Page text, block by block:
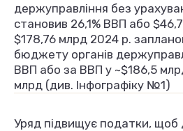
держуправління без
становив 26,1% ВВП або
$178,76 млрд 2024 р.
бюджету органів
ВВП або за ВВП у ~$186,5
млрд (див. Інфографіку №1)
Уряд підвищує податки, щоб